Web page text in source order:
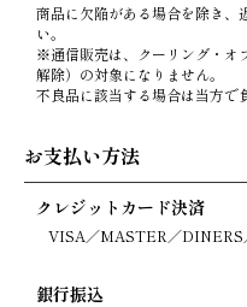
商品に欠陥がある場合を除き、
い。
※通信販売は、クーリング・オ
解除）の対象になりません。
不良品に該当する場合は当方で
お支払い方法
クレジットカード決済
VISA／MASTER／DINERS
銀行振込